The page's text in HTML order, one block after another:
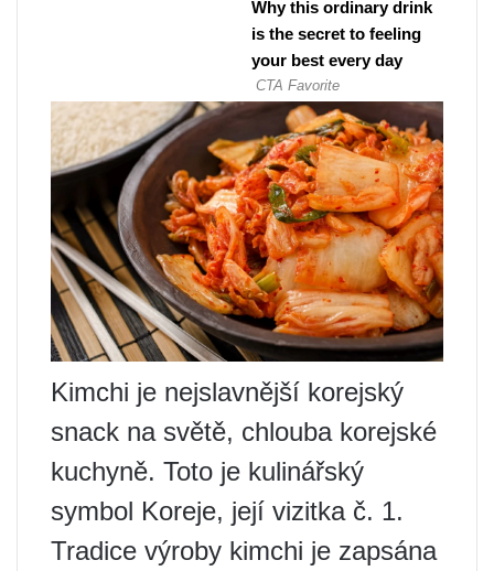
Kimchi je nejslavnější korejský
snack na světě, chlouba korejské
kuchyně. Toto je kulinářský
symbol Koreje, její vizitka č. 1.
Tradice výroby kimchi je zapsána